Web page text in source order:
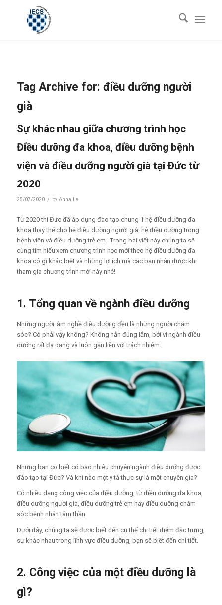
Tag Archive for: điều dưỡng người
già
Sự khác nhau giữa chương trình học
Điều dưỡng đa khoa, điều dưỡng bệnh
viện và điều dưỡng người già tại Đức từ
2020
25/07/2020 / by Anna Le
Từ 2020 thì Đức đã áp dụng đào tạo chung 1 hệ điều dưỡng đa
khoa thay thế cho hệ điều dưỡng người già, hệ điều dưỡng trong
bệnh viện và điều dưỡng trẻ em. Trong bài viết này chúng ta sẽ
cùng tìm hiểu xem chương trình học mới theo hệ điều dưỡng đa
khoa có gì khác biệt và những lợi ích mà các bạn nhận được khi
tham gia chương trình mới này nhé!
1. Tổng quan về ngành điều dưỡng
Những người làm nghề điều dưỡng đều là những người chăm
sóc? Có phải vậy không? Không hẳn đúng lắm, bởi vì ngành điều
dưỡng rất đa dạng và luôn gắn liền với trách nhiệm.
Nhưng bạn có biết có bao nhiêu chuyên ngành điều dưỡng được
đào tạo tại Đức? Và khi nào một y tá thực sự là một chuyên gia?
Có nhiều dạng công việc của điều dưỡng, từ điều dưỡng đa khoa,
điều dưỡng người già, điều dưỡng trẻ em hay điều dưỡng chăm
sóc bệnh nhân tâm thần.
Dưới đây, chúng ta sẽ được biết đến cụ thể chi tiết điểm đặc trưng,
sự khác nhau trong lĩnh vực điều dưỡng, bạn sẽ biết đến chi tiết.
2. Công việc của một điều dưỡng là
gì?